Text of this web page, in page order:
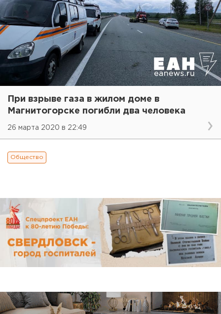
При взрыве газа в жилом доме в
Магнитогорске погибли два человека
26 марта 2020 в 22:49
Общество